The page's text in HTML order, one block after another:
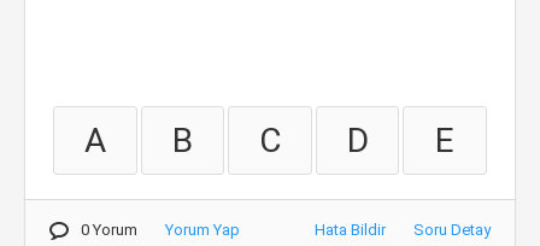
A B C D E
0 Yorum Yorum Yap Hata Bildir Soru Detay